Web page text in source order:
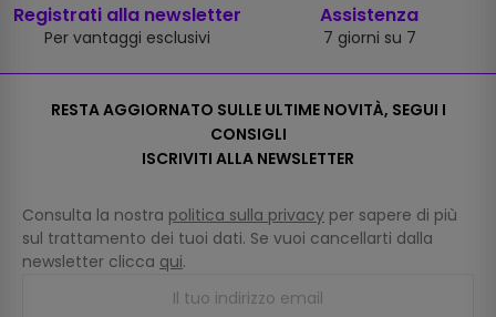
Registrati alla newsletter
Per vantaggi esclusivi
Assistenza
7 giorni su 7
RESTA AGGIORNATO SULLE ULTIME NOVITÀ, SEGUI I
CONSIGLI
ISCRIVITI ALLA NEWSLETTER
Consulta la nostra politica sulla privacy per sapere di più
sul trattamento dei tuoi dati. Se vuoi cancellarti dalla
newsletter clicca qui.